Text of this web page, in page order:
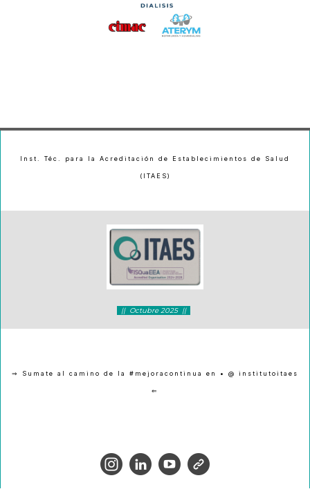
Inst. Téc. para la Acreditación de Establecimientos de Salud
(ITAES)
|| Octubre 2025 ||
⇒ Sumate al camino de la #mejoracontinua en • @ institutoitaes
⇐